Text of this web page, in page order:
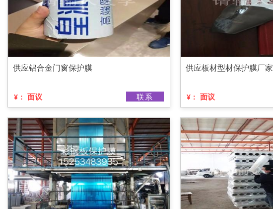
供应铝合金门窗保护膜
¥： 面议 联系
供应板材型材保护膜厂家
¥： 面议